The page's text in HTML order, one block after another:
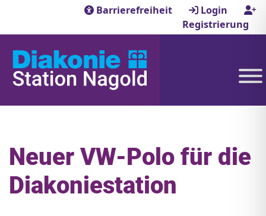
Barrierefreiheit
Login
Registrierung
Neuer VW-Polo für die
Diakoniestation